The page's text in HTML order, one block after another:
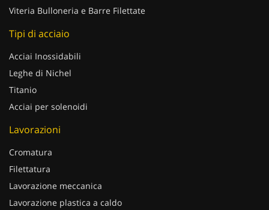
Viteria Bulloneria e Barre Filettate
Tipi di acciaio
Acciai Inossidabili
Leghe di Nichel
Titanio
Acciai per solenoidi
Lavorazioni
Cromatura
Filettatura
Lavorazione meccanica
Lavorazione plastica a caldo